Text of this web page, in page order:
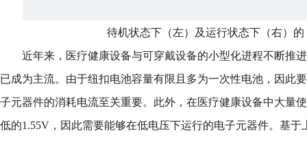
待机状态下（左）及运行状态下（右）
近年来，医疗健康设备与可穿戴设备的小型化进程不断推
已成为主流。由于纽扣电池容量有限且多为一次性电池，因此
子元器件的消耗电流至关重要。此外，在医疗健康设备中大量
低的1.55V，因此需要能够在低电压下运行的电子元器件。基于